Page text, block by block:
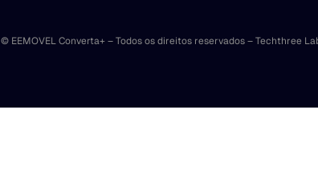
© EEMOVEL Converta+ – Todos os direitos reservados – Techthree